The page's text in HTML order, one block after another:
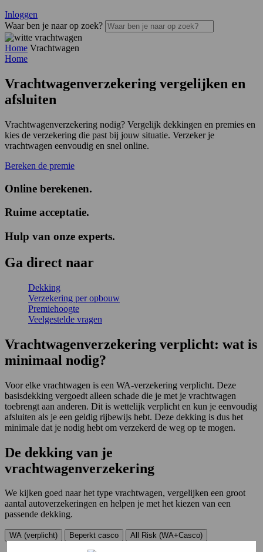
Inloggen
Waar ben je naar op zoek?
Home Vrachtwagen
Home
Vrachtwagenverzekering vergelijken en
afsluiten
Vrachtwagenverzekering nodig? Vergelijk dekkingen en premies en
kies de verzekering die past bij jouw situatie. Verzeker je
vrachtwagen eenvoudig en snel online.
Bereken de premie
Online berekenen.
Ruime acceptatie.
Hulp van onze experts.
Ga direct naar
Dekking
Verzekering per opbouw
Premiehoogte
Veelgestelde vragen
Vrachtwagenverzekering verplicht: wat is
minimaal nodig?
Voor elke vrachtwagen is een WA-verzekering verplicht. Deze
basisdekking vergoedt alleen schade die je met je vrachtwagen
toebrengt aan anderen. Dit is wettelijk verplicht en kun je eenvoudig
afsluiten als je een geldig rijbewijs hebt. Deze dekking is dus het
minimale dat je nodig hebt om verzekerd de weg op te mogen.
De dekking van je
vrachtwagenverzekering
We kijken goed naar het type vrachtwagen, vergelijken een groot
aantal autoverzekeringen en helpen je met het kiezen van een
passende dekking.
WA (verplicht) Beperkt casco All Risk (WA+Casco)